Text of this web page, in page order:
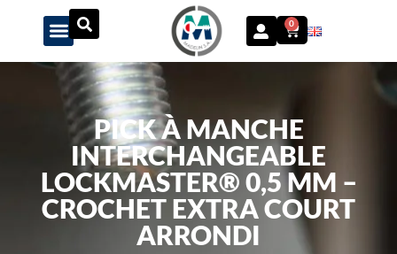
Panneau de gestion des cookies
0
PICK À MANCHE
INTERCHANGEABLE
LOCKMASTER® 0,5 MM –
CROCHET EXTRA COURT
ARRONDI